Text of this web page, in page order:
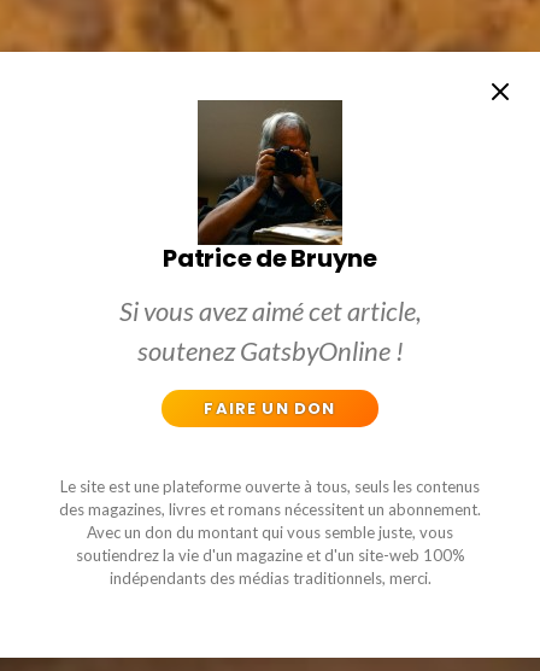
Patrice de Bruyne
Si vous avez aimé cet article,
soutenez GatsbyOnline !
FAIRE UN DON
Le site est une plateforme ouverte à tous, seuls les contenus
des magazines, livres et romans nécessitent un abonnement.
Avec un don du montant qui vous semble juste, vous
soutiendrez la vie d'un magazine et d'un site-web 100%
indépendants des médias traditionnels, merci.